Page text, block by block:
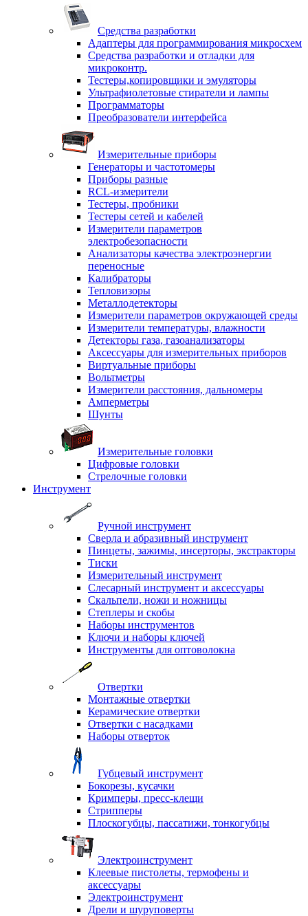
Средства разработки
Адаптеры для программирования микросхем
Средства разработки и отладки для
микроконтр.
Тестеры,копировщики и эмуляторы
Ультрафиолетовые стиратели и лампы
Программаторы
Преобразователи интерфейса
Измерительные приборы
Генераторы и частотомеры
Приборы разные
RCL-измерители
Тестеры, пробники
Тестеры сетей и кабелей
Измерители параметров
электробезопасности
Анализаторы качества электроэнергии
переносные
Калибраторы
Тепловизоры
Металлодетекторы
Измерители параметров окружающей среды
Измерители температуры, влажности
Детекторы газа, газоанализаторы
Аксессуары для измерительных приборов
Виртуальные приборы
Вольтметры
Измерители расстояния, дальномеры
Амперметры
Шунты
Измерительные головки
Цифровые головки
Стрелочные головки
Инструмент
Ручной инструмент
Сверла и абразивный инструмент
Пинцеты, зажимы, инсерторы, экстракторы
Тиски
Измерительный инструмент
Слесарный инструмент и аксессуары
Скальпели, ножи и ножницы
Степлеры и скобы
Наборы инструментов
Ключи и наборы ключей
Инструменты для оптоволокна
Отвертки
Монтажные отвертки
Керамические отвертки
Отвертки с насадками
Наборы отверток
Губцевый инструмент
Бокорезы, кусачки
Кримперы, пресс-клещи
Стрипперы
Плоскогубцы, пассатижи, тонкогубцы
Электроинструмент
Клеевые пистолеты, термофены и
аксессуары
Электроинструмент
Дрели и шуруповерты